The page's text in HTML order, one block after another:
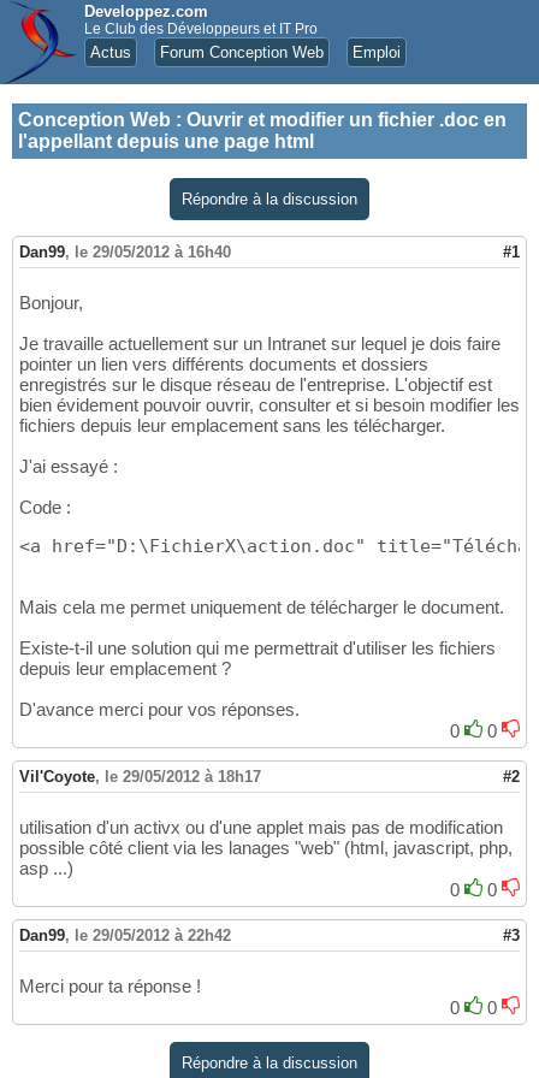
Developpez.com
Le Club des Développeurs et IT Pro
Actus Forum Conception Web Emploi
Conception Web : Ouvrir et modifier un fichier .doc en
l'appellant depuis une page html
Répondre à la discussion
Dan99, le 29/05/2012 à 16h40 #1
Bonjour,
Je travaille actuellement sur un Intranet sur lequel je dois faire
pointer un lien vers différents documents et dossiers
enregistrés sur le disque réseau de l'entreprise. L'objectif est
bien évidement pouvoir ouvrir, consulter et si besoin modifier les
fichiers depuis leur emplacement sans les télécharger.
J'ai essayé :
Code :
<a href="D:\FichierX\action.doc"
Mais cela me permet uniquement de télécharger le document.
Existe-t-il une solution qui me permettrait d'utiliser les fichiers
depuis leur emplacement ?
D'avance merci pour vos réponses.
0
0
Vil'Coyote, le 29/05/2012 à 18h17 #2
utilisation d'un activx ou d'une applet mais pas de modification
possible côté client via les lanages "web" (html, javascript, php,
asp ...)
0
0
Dan99, le 29/05/2012 à 22h42 #3
Merci pour ta réponse !
0
0
Répondre à la discussion